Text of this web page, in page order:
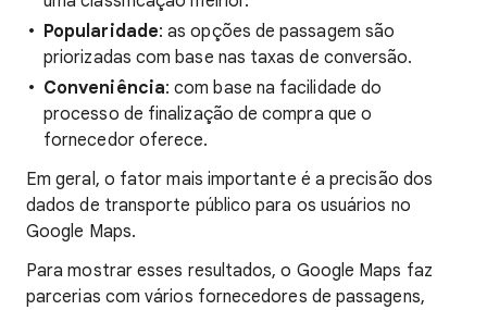
Popularidade: as opções de passagem são
priorizadas com base nas taxas de conversão.
Conveniência: com base na facilidade do
processo de finalização de compra que o
fornecedor oferece.
Em geral, o fator mais importante é a precisão dos
dados de transporte público para os usuários no
Google Maps.
Para mostrar esses resultados, o Google Maps faz
parcerias com vários fornecedores de passagens,